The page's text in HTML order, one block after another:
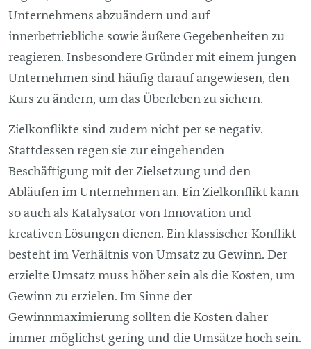
Unternehmens abzuändern und auf
innerbetriebliche sowie äußere Gegebenheiten zu
reagieren. Insbesondere Gründer mit einem jungen
Unternehmen sind häufig darauf angewiesen, den
Kurs zu ändern, um das Überleben zu sichern.
Zielkonflikte sind zudem nicht per se negativ.
Stattdessen regen sie zur eingehenden
Beschäftigung mit der Zielsetzung und den
Abläufen im Unternehmen an. Ein Zielkonflikt kann
so auch als Katalysator von Innovation und
kreativen Lösungen dienen. Ein klassischer Konflikt
besteht im Verhältnis von Umsatz zu Gewinn. Der
erzielte Umsatz muss höher sein als die Kosten, um
Gewinn zu erzielen. Im Sinne der
Gewinnmaximierung sollten die Kosten daher
immer möglichst gering und die Umsätze hoch sein.